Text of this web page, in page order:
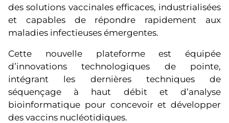
des solutions vaccinales efficaces, industrialisées
et capables de répondre rapidement aux
maladies infectieuses émergentes.
Cette nouvelle plateforme est équipée
d’innovations technologiques de pointe,
intégrant les dernières techniques de
séquençage à haut débit et d’analyse
bioinformatique pour concevoir et développer
des vaccins nucléotidiques.